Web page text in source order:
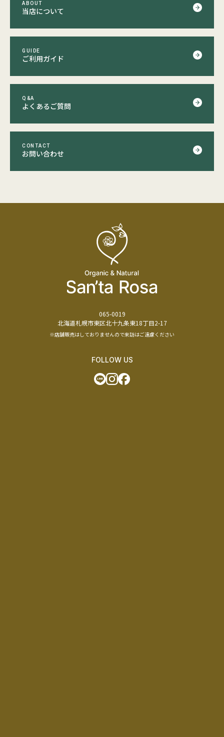
ABOUT
当店について
GUIDE
ご利用ガイド
Q&A
よくあるご質問
CONTACT
お問い合わせ
065-0019
北海道札幌市東区北十九条東18丁目2-17
※店舗販売はしておりませんので来訪はご遠慮ください
FOLLOW US